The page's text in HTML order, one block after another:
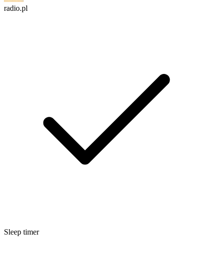
radio.pl
Sleep timer